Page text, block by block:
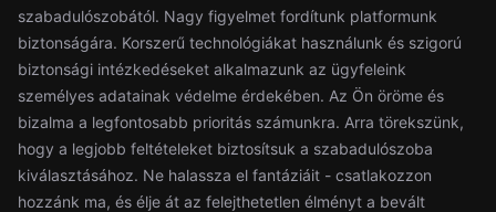
szabadulószobától. Nagy figyelmet fordítunk platformunk
biztonságára. Korszerű technológiákat használunk és szigorú
biztonsági intézkedéseket alkalmazunk az ügyfeleink
személyes adatainak védelme érdekében. Az Ön öröme és
bizalma a legfontosabb prioritás számunkra. Arra törekszünk,
hogy a legjobb feltételeket biztosítsuk a szabadulószoba
kiválasztásához. Ne halassza el fantáziáit - csatlakozzon
hozzánk ma, és élje át az felejthetetlen élményt a bevált